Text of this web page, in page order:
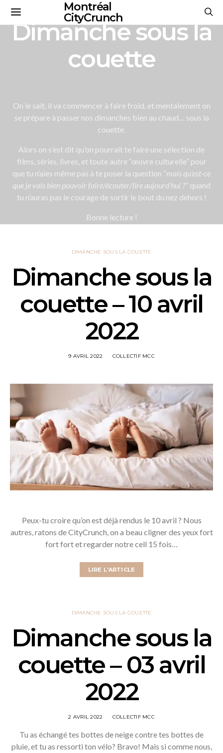
Montréal
CityCrunch
Dimanche sous la
couette
On le sait, il va commencer à faire froid, et mentalement on
se prépare à passer nos dimanches bien au chaud… sous la
couette.
Alors on s’est dit qu’on pourrait te faire une sélection de
films, séries, livres, et toute autre “œuvre culturelle” pour
que tu n’aies même pas à te poser la question “mais qu’est-ce
que je vais bien pouvoir faire/écouter/lire aujourd’hui ?” quand
tu n’auras pas le courage de sortir le bout du nez dehors !
Bonne lecture !
DIMANCHE SOUS LA COUETTE
Dimanche sous la
couette – 10 avril
2022
9 AVRIL 2022 COLLECTIF MCC
Peux-tu croire qu’on est déjà rendus le 10 avril ? Nous
autres, ratons de CityCrunch, on a beau cligner des yeux fort
fort fort et regarder notre cell 15 fois…
LIRE L'ARTICLE
DIMANCHE SOUS LA COUETTE
Dimanche sous la
couette – 03 avril
2022
2 AVRIL 2022 COLLECTIF MCC
Tu as échangé tes bottes de neige contre tes bottes de
pluie, et tu as ressorti ton vélo? Bravo! Mais si comme nous,